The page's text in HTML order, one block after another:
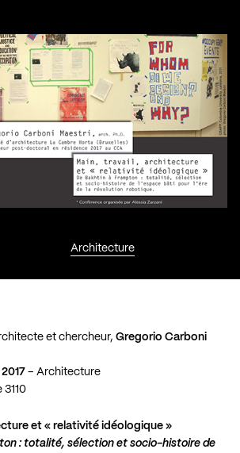
Architecture
et chercheur, Gregorio Carboni
– Architecture
et « relativité idéologique »
: totalité, sélection et socio-histoire de